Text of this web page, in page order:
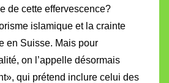
de cette effervescence?
islamique et la crainte
en Suisse. Mais pour
on l’appelle désormais
qui prétend inclure celui des